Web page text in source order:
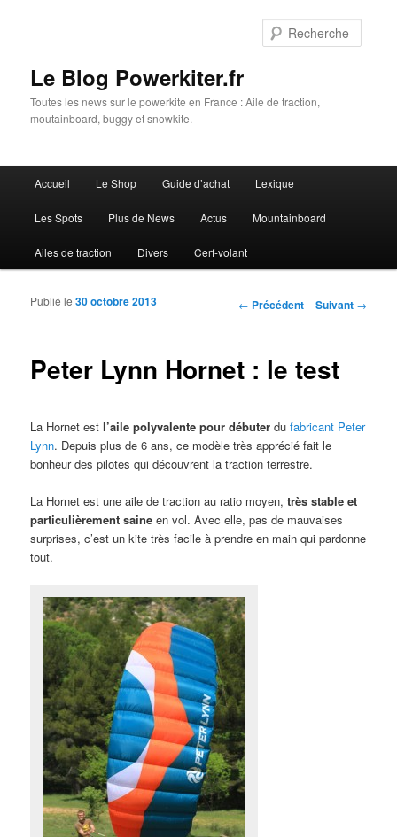
Le Blog Powerkiter.fr
Toutes les news sur le powerkite en France : Aile de traction,
moutainboard, buggy et snowkite.
Aller au contenu principal
Aller au contenu secondaire
Accueil Le Shop Guide d’achat Lexique
Les Spots Plus de News Actus Mountainboard
Ailes de traction Divers Cerf-volant
Navigation des articles
← Précédent Suivant →
Peter Lynn Hornet : le test
Publié le30 octobre 2013
La Hornet estl’aile polyvalente pour débuter dufabricant Peter
Lynn. Depuis plus de 6 ans, ce modèle très apprécié fait le
bonheur des pilotes qui découvrent la traction terrestre.
La Hornet est une aile de traction au ratio moyen,très stable et
particulièrement saine en vol. Avec elle, pas de mauvaises
surprises, c’est un kite très facile à prendre en main qui pardonne
tout.